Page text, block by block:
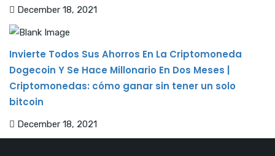
December 18, 2021
Invierte Todos Sus Ahorros En La Criptomoneda
Dogecoin Y Se Hace Millonario En Dos Meses |
Criptomonedas: cómo ganar sin tener un solo
bitcoin
December 18, 2021